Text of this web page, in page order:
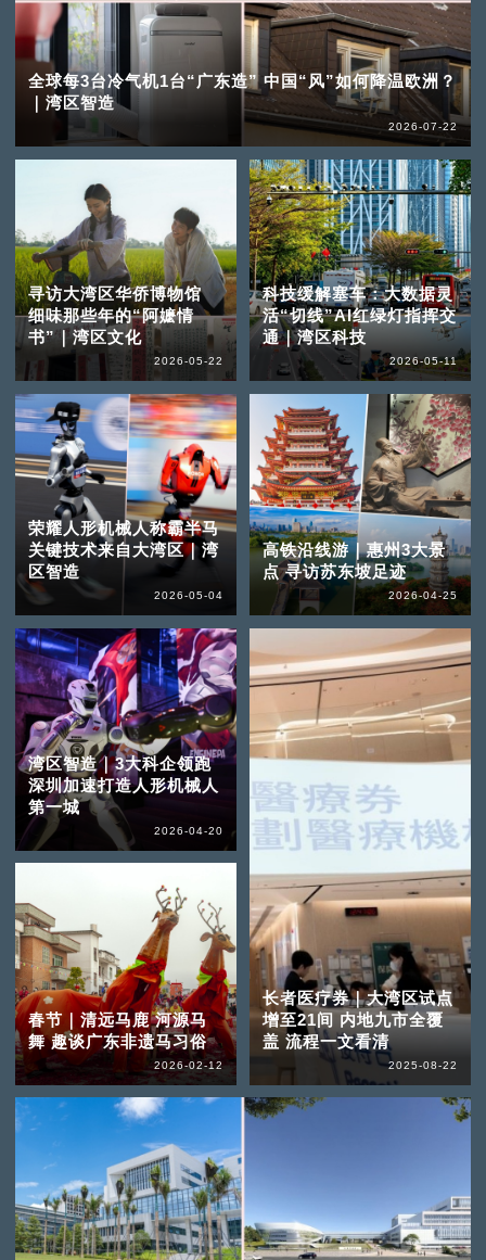
全球每3台冷气机1台“广东造” 中国“风”如何降温欧洲？
｜湾区智造
2026-07-22
寻访大湾区华侨博物馆
细味那些年的“阿嬷情
书”｜湾区文化
2026-05-22
科技缓解塞车：大数据灵
活“切线”AI红绿灯指挥交
通｜湾区科技
2026-05-11
荣耀人形机械人称霸半马
关键技术来自大湾区｜湾
区智造
2026-05-04
高铁沿线游｜惠州3大景
点 寻访苏东坡足迹
2026-04-25
湾区智造｜3大科企领跑
深圳加速打造人形机械人
第一城
2026-04-20
春节｜清远马鹿 河源马
舞 趣谈广东非遗马习俗
2026-02-12
长者医疗券｜大湾区试点
增至21间 内地九市全覆
盖 流程一文看清
2025-08-22